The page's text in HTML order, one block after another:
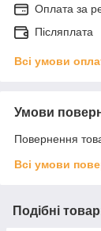
Оплата за
Післяплата
Всі умови
Умови
Повернення
Всі умови
Подібні